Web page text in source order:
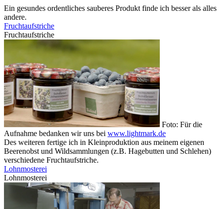
Ein gesundes ordentliches sauberes Produkt finde ich besser als alles
andere.
Fruchtaufstriche
Fruchtaufstriche
Foto: Für die
Aufnahme bedanken wir uns bei www.lightmark.de
Des weiteren fertige ich in Kleinproduktion aus meinem eigenen
Beerenobst und Wildsammlungen (z.B. Hagebutten und Schlehen)
verschiedene Fruchtaufstriche.
Lohnmosterei
Lohnmosterei